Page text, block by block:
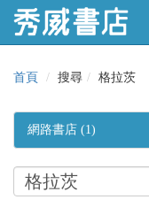
首頁 搜尋 格拉茨
網路書店 (1)